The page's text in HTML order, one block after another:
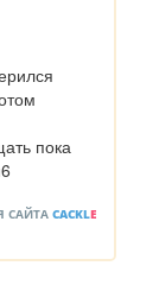
пока
САЙТА CACKLE